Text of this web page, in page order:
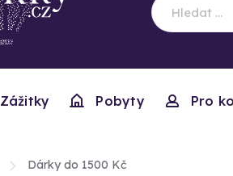
Zážitky Pobyty Pro
Dárky do 1500 Kč